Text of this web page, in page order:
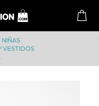
NIÑAS
VESTIDOS